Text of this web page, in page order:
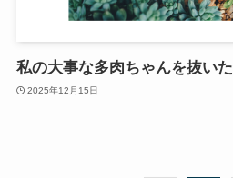
私の大事な多肉ちゃんを抜い
2025年12月15日